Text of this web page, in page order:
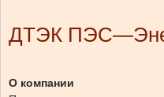
ДТЭК
О компании